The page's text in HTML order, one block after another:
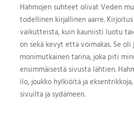
Hahmojen suhteet olivat Veden
todellinen kirjallinen aarre.
vaikutteista, kuin kauniisti luotu
on sekä kevyt että voimakas. Se
monimutkainen tarina, joka piti
ensimmäisestä sivusta lähtien.
ilo, joukko hylkiöitä ja
sivuilta ja sydämeen.